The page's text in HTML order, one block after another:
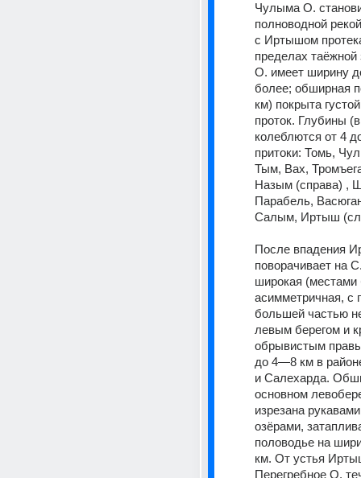
Чулыма О.
полноводной
с Иртышом
пределах
О. имеет ширину
более; обширная
км) покрыта
проток. Глубины
колеблются от 4
притоки: Томь,
Тым, Вах,
Назым (справа) ,
Парабель,
Салым, Иртыш
После впадения
поворачивает на
широкая (местами
асимметричная, с
большей частью
левым берегом и
обрывистым
до 4—8 км в
и Салехарда.
основном
изрезана
озёрами,
половодье на
км. От устья
Перегребное О.